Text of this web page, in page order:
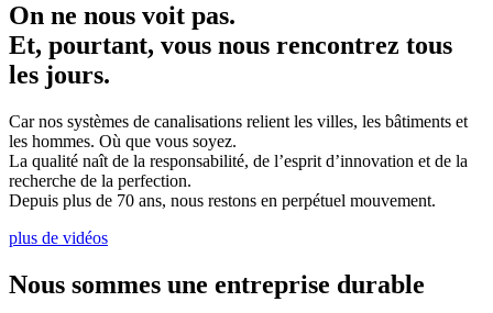
On ne nous voit pas.
Et, pourtant, vous nous rencontrez tous
les jours.
Car nos systèmes de canalisations relient les villes, les bâtiments et
les hommes. Où que vous soyez.
La qualité naît de la responsabilité, de l’esprit d’innovation et de la
recherche de la perfection.
Depuis plus de 70 ans, nous restons en perpétuel mouvement.
plus de vidéos
Nous sommes une entreprise durable